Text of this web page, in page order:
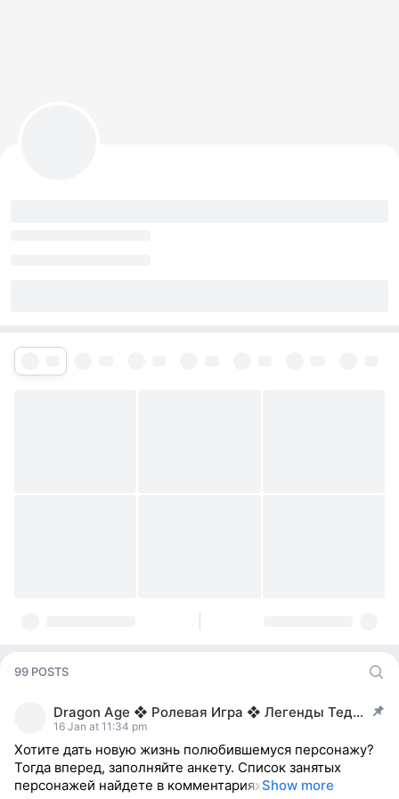
99 POSTS
Dragon Age ❖ Ролевая Игра ❖ Легенды Тедаса
post pinned
16 Jan at 11:34 pm
Хотите дать новую жизнь полюбившемуся персонажу?
Тогда вперед, заполняйте анкету. Список занятых
персонажей найдете в комментарияхShow more